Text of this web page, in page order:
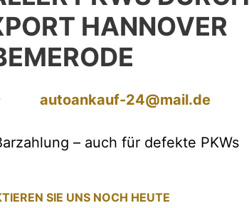
HANNOVER
autoankauf-24@mail.de
– auch für defekte PKWs
SIE UNS NOCH HEUTE